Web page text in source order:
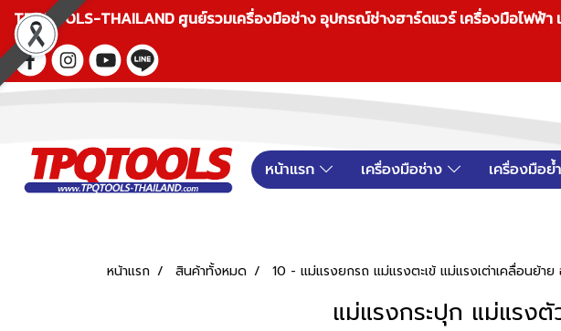
TPQTOOLS-THAILAND ศูนย์รวมเครื่องมือช่าง อุปกรณ์ช่างฮาร์ดแวร์ เครื่องมือไฟ
หน้าแรก เครื่องมือช่าง เครื่องมือย้
หน้าแรก สินค้าทั้งหมด 10 - แม่แรงยกรถ แม่แรงตะเข้ แม่แรงเต่าเคลื่อนย้า
แม่แรงกระปุก แม่แรง